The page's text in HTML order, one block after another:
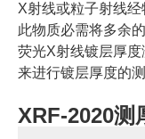
X射线或粒子射线
此物质必需将多余
荧光X射线镀层厚
来进行镀层厚度的
XRF-2020测